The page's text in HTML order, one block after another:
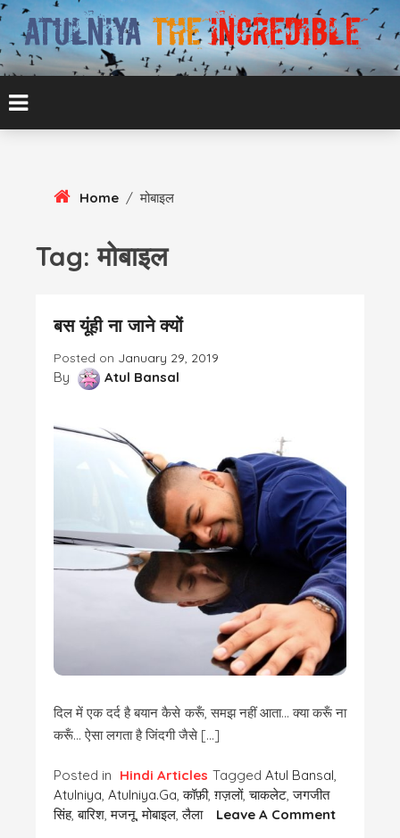
Skip
Content
ATULNIYA THE
INCREDIBLE
ATUL BANSAL AGRA
Home / मोबाइल
Tag:मोबाइल
बस यूंही ना जाने क्यों
Posted on January 29, 2019
By Atul Bansal
दिल में एक दर्द है बयान कैसे करूँ, समझ नहीं आता… क्या करूँ ना
करूँ… ऐसा लगता है जिंदगी जैसे […]
Posted in Hindi Articles Tagged Atul Bansal,
Atulniya, Atulniya.ga,कॉफ़ी,ग़ज़लों,चाकलेट,जगजीत
सिंह,बारिश,मजनू,मोबाइल,लैला Leave A CommentOn